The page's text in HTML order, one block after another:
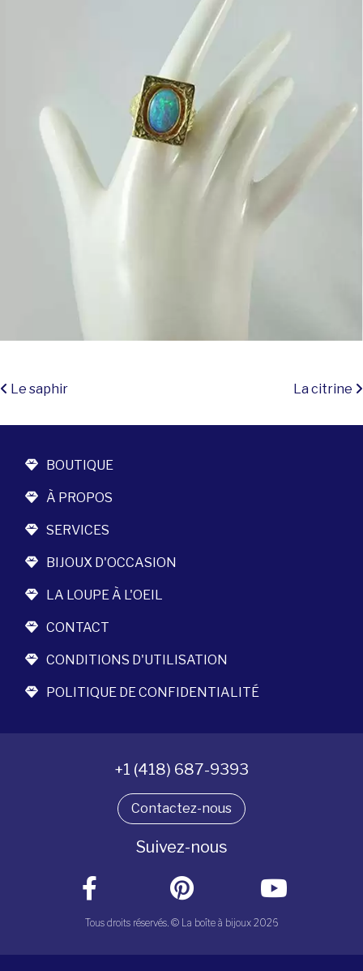
Navigation
Le saphir La citrine
BOUTIQUE
À PROPOS
SERVICES
BIJOUX D'OCCASION
LA LOUPE À L'OEIL
CONTACT
CONDITIONS D'UTILISATION
POLITIQUE DE CONFIDENTIALITÉ
+1 (418) 687-9393
Contactez-nous
Suivez-nous
Tous droits réservés. © La boîte à bijoux 2026